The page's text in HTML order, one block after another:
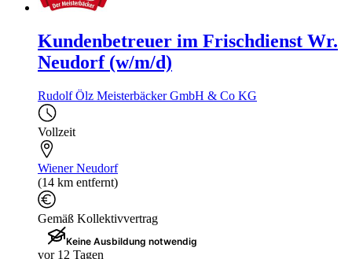
Kundenbetreuer im Frischdienst Wr.
Neudorf (w/m/d)
Rudolf Ölz Meisterbäcker GmbH & Co KG
Vollzeit
Wiener Neudorf
(14 km entfernt)
Gemäß Kollektivvertrag
Keine Ausbildung notwendig
vor 12 Tagen